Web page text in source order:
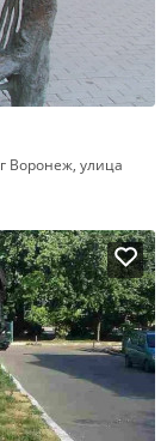
Воронеж, улица